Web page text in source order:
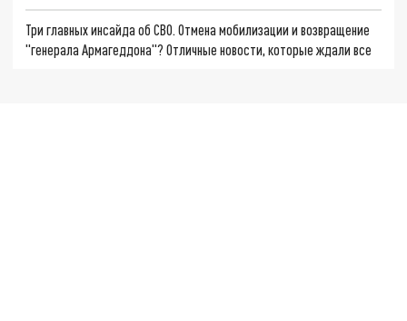
Три главных инсайда об СВО. Отмена мобилизации и возвращение
"генерала Армагеддона"? Отличные новости, которые ждали все